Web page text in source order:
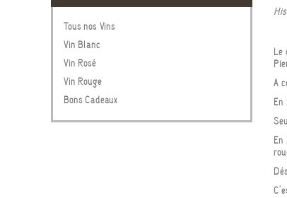
Tous nos Vins
Vin Blanc
Vin Rosé
Vin Rouge
Bons Cadeaux
Le
A
En
En